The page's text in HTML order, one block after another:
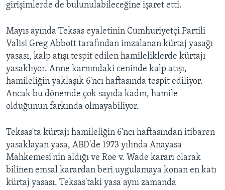
girişimlerde de bulunulabileceğine işaret etti.
Mayıs ayında Teksas eyaletinin Cumhuriyetçi Partili
Valisi Greg Abbott tarafından imzalanan kürtaj yasağı
yasası, kalp atışı tespit edilen hamileliklerde kürtajı
yasaklıyor. Anne karnındaki ceninde kalp atışı,
hamileliğin yaklaşık 6'ncı haftasında tespit ediliyor.
Ancak bu dönemde çok sayıda kadın, hamile
olduğunun farkında olmayabiliyor.
Teksas'ta kürtajı hamileliğin 6'ncı haftasından itibaren
yasaklayan yasa, ABD'de 1973 yılında Anayasa
Mahkemesi'nin aldığı ve Roe v. Wade kararı olarak
bilinen emsal karardan beri uygulamaya konan en katı
kürtaj yasası. Teksas'taki yasa aynı zamanda